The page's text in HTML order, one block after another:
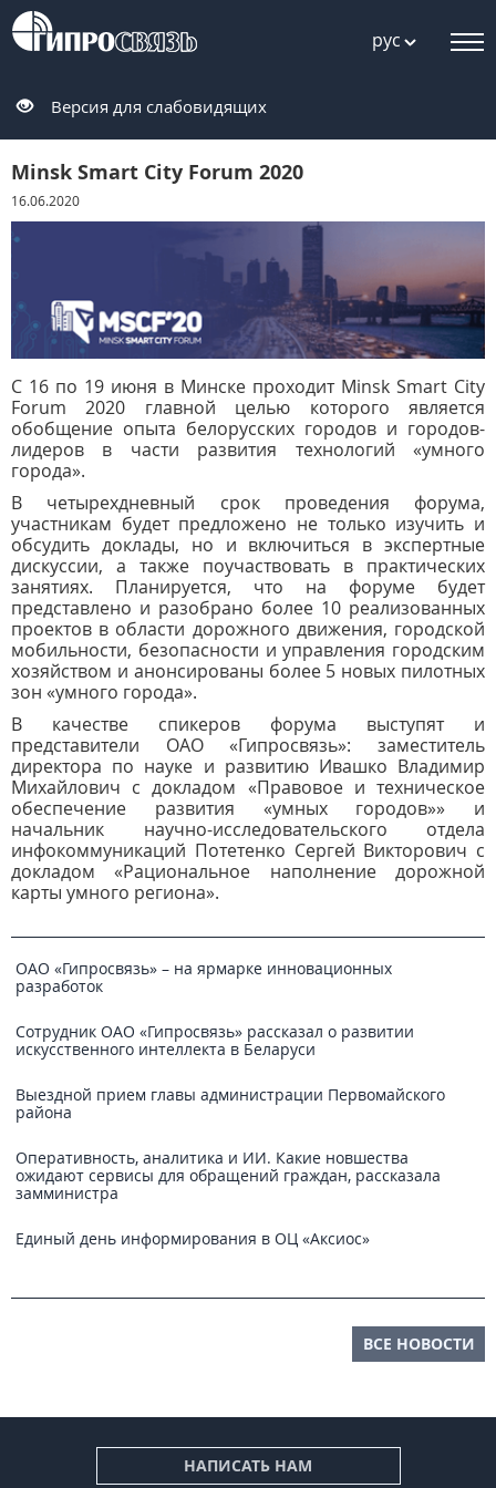
рус
Версия для слабовидящих
Minsk Smart City Forum 2020
16.06.2020
С 16 по 19 июня в Минске проходит Minsk Smart City
Forum 2020 главной целью которого является
обобщение опыта белорусских городов и городов-
лидеров в части развития технологий «умного
города».
В четырехдневный срок проведения форума,
участникам будет предложено не только изучить и
обсудить доклады, но и включиться в экспертные
дискуссии, а также поучаствовать в практических
занятиях. Планируется, что на форуме будет
представлено и разобрано более 10 реализованных
проектов в области дорожного движения, городской
мобильности, безопасности и управления городским
хозяйством и анонсированы более 5 новых пилотных
зон «умного города».
В качестве спикеров форума выступят и
представители ОАО «Гипросвязь»: заместитель
директора по науке и развитию Ивашко Владимир
Михайлович с докладом «Правовое и техническое
обеспечение развития «умных городов»» и
начальник научно-исследовательского отдела
инфокоммуникаций Потетенко Сергей Викторович с
докладом «Рациональное наполнение дорожной
карты умного региона».
ОАО «Гипросвязь» – на ярмарке инновационных
разработок
Сотрудник ОАО «Гипросвязь» рассказал о развитии
искусственного интеллекта в Беларуси
Выездной прием главы администрации Первомайского
района
Оперативность, аналитика и ИИ. Какие новшества
ожидают сервисы для обращений граждан, рассказала
замминистра
Единый день информирования в ОЦ «Аксиос»
ВСЕ НОВОСТИ
НАПИСАТЬ НАМ